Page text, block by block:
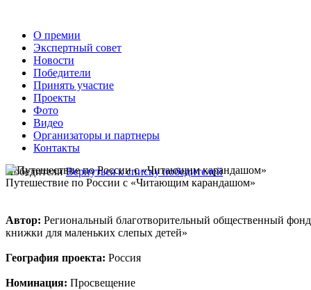
О премии
Экспертный совет
Новости
Победители
Принять участие
Проекты
Фото
Видео
Организаторы и партнеры
Контакты
ПобедителиВернуться к списку победителей
Путешествие по России с «Читающим карандашом»
Автор: Региональный благотворительный общественный
книжки для маленьких слепых детей»
География проекта: Россия
Номинация: Просвещение